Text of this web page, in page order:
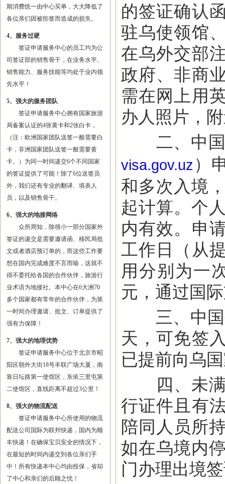
期消费统一由中心买单，大大降低了
各位亲们因被拒签而造成的损失。
4、服务过硬
签证申请服务中心的员工均为公
司签证部的销售骨干，在业务水平、
销售能力、服务技能等均处于业内领
先水平！
5、强大的服务团队
签证申请服务中心拥有国家旅游
局备案认证的4张黄卡和2张白卡，
（注：欧洲国家团队送签一般需要白
卡，非洲国家团队送签一般需要黄
卡。）为同一时间递交6个不同国家
的签证提供了可能！除了6位送签员
外，我们还有专业的翻译、填表人
员，以及销售骨干。
6、强大的地接网络
众所周知，除很小一部分国家外
签证的递交是需要邀请函、移民局批
文或者酒店预订单的，而这些工作要
想在国内完成难度不言而喻，这就不
得不委托给各国的合作伙伴，旅游行
业术语为地接社。本中心在6大洲70
多个国家都有常年的合作伙伴，为第
一时间办理邀请、批文、订单提供了
强有力保障！
7、强大的地理优势
签证申请服务中心位于北京市昭
阳区朝外大街18号丰联广场大厦，南
靠日坛路第一使馆区，东依三里屯第
二使馆区，直线距离不超过3公里！
8、强大的物流配送
签证申请服务中心所使用的物流
配送公司国际为联邦快递，国内为顺
丰快递！在确保宝贝安全的情况下，
在最短的时间内递交到各位亲们手
中！所有快递本中心均由投保，省却
了中心和亲们的后顾之忧！
的签证确认
驻乌使领馆
在乌外交部
政府、非商
需在网上用
办人照片，
二、中国
visa.gov.uz ）
和多次入境
起计算。个
内有效。申
工作日（从
用分别为一
元，通过国
三、中国
天，可免签
已提前向乌
四、未满
行证件且有
陪同人员所
如在乌境内
门办理出境